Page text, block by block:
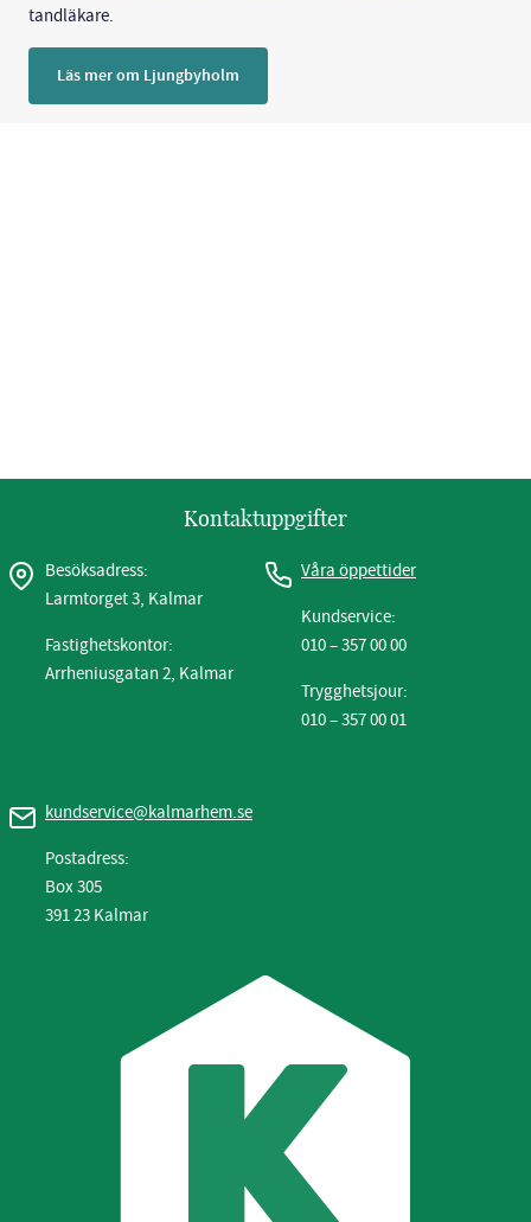
tandläkare.
Läs mer om Ljungbyholm
Kontaktuppgifter
Besöksadress:
Larmtorget 3, Kalmar
Fastighetskontor:
Arrheniusgatan 2, Kalmar
Våra öppettider
Kundservice:
010 – 357 00 00
Trygghetsjour:
010 – 357 00 01
kundservice@kalmarhem.se
Postadress:
Box 305
391 23 Kalmar